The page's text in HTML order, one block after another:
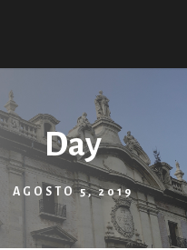
Day
AGOSTO 5, 2019